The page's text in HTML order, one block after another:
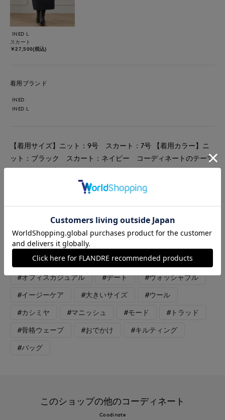
INED L
スカート
￥27,500(税込)
着用ブランド
INED
INED L
【着用サイズ】ニット：9号 スカート：7号 【着用カラー】ニ
ット：ブラック スカート：ネイビー コーディネートのテーマ
はシックなお出かけスタイリングです。 カシミヤ混のニット
は、袖がゆったりしているわりに、華奢見えが叶う美シルエット
で、薄手なのに暖かく、これからの時期も大活躍。ウォッシャブ
ルなのも嬉しいポイント。タイトめのスカートと合わせて前身落
ち着いたカラーでシックな装いのお出かけスタイリングにおすす
めです。
#スカート #ニット #通勤・仕事
#オフィスカジュアル #デート #ウォッシャブル
#イージーケア #大きいサイズ #ウール
#カシミヤ #マニッシュ #モード #トラッド
#骨格ウェーブ #おでかけ #キルティング
#バッグ
このショップの他のコーディネート
Coodinate